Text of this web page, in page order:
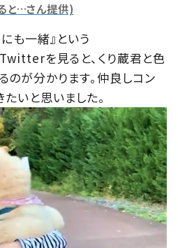
と…さん提供)
も一緒』という
を見ると、くり蔵君と色
が分かります。仲良しコン
いと思いました。